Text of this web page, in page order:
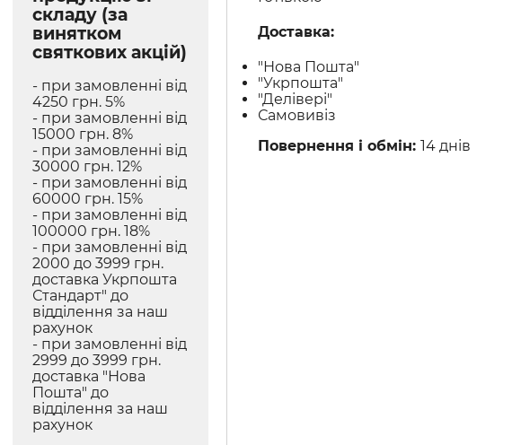
складу (за
винятком
святкових акцій)
- при замовленні від
4250 грн. 5%
- при замовленні від
15000 грн. 8%
- при замовленні від
30000 грн. 12%
- при замовленні від
60000 грн. 15%
- при замовленні від
100000 грн. 18%
- при замовленні від
2000 до 3999 грн.
доставка Укрпошта
Стандарт" до
відділення за наш
рахунок
- при замовленні від
2999 до 3999 грн.
доставка "Нова
Пошта" до
відділення за наш
рахунок
Доставка:
"Нова Пошта"
"Укрпошта"
"Делівері"
Самовивіз
Повернення і обмін:14 днів